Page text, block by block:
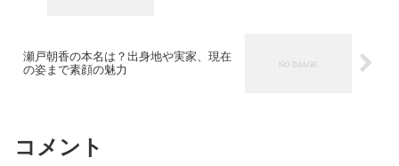
瀬戸朝香の本名は？出身地や実家、現在
の姿まで素顔の魅力
コメント